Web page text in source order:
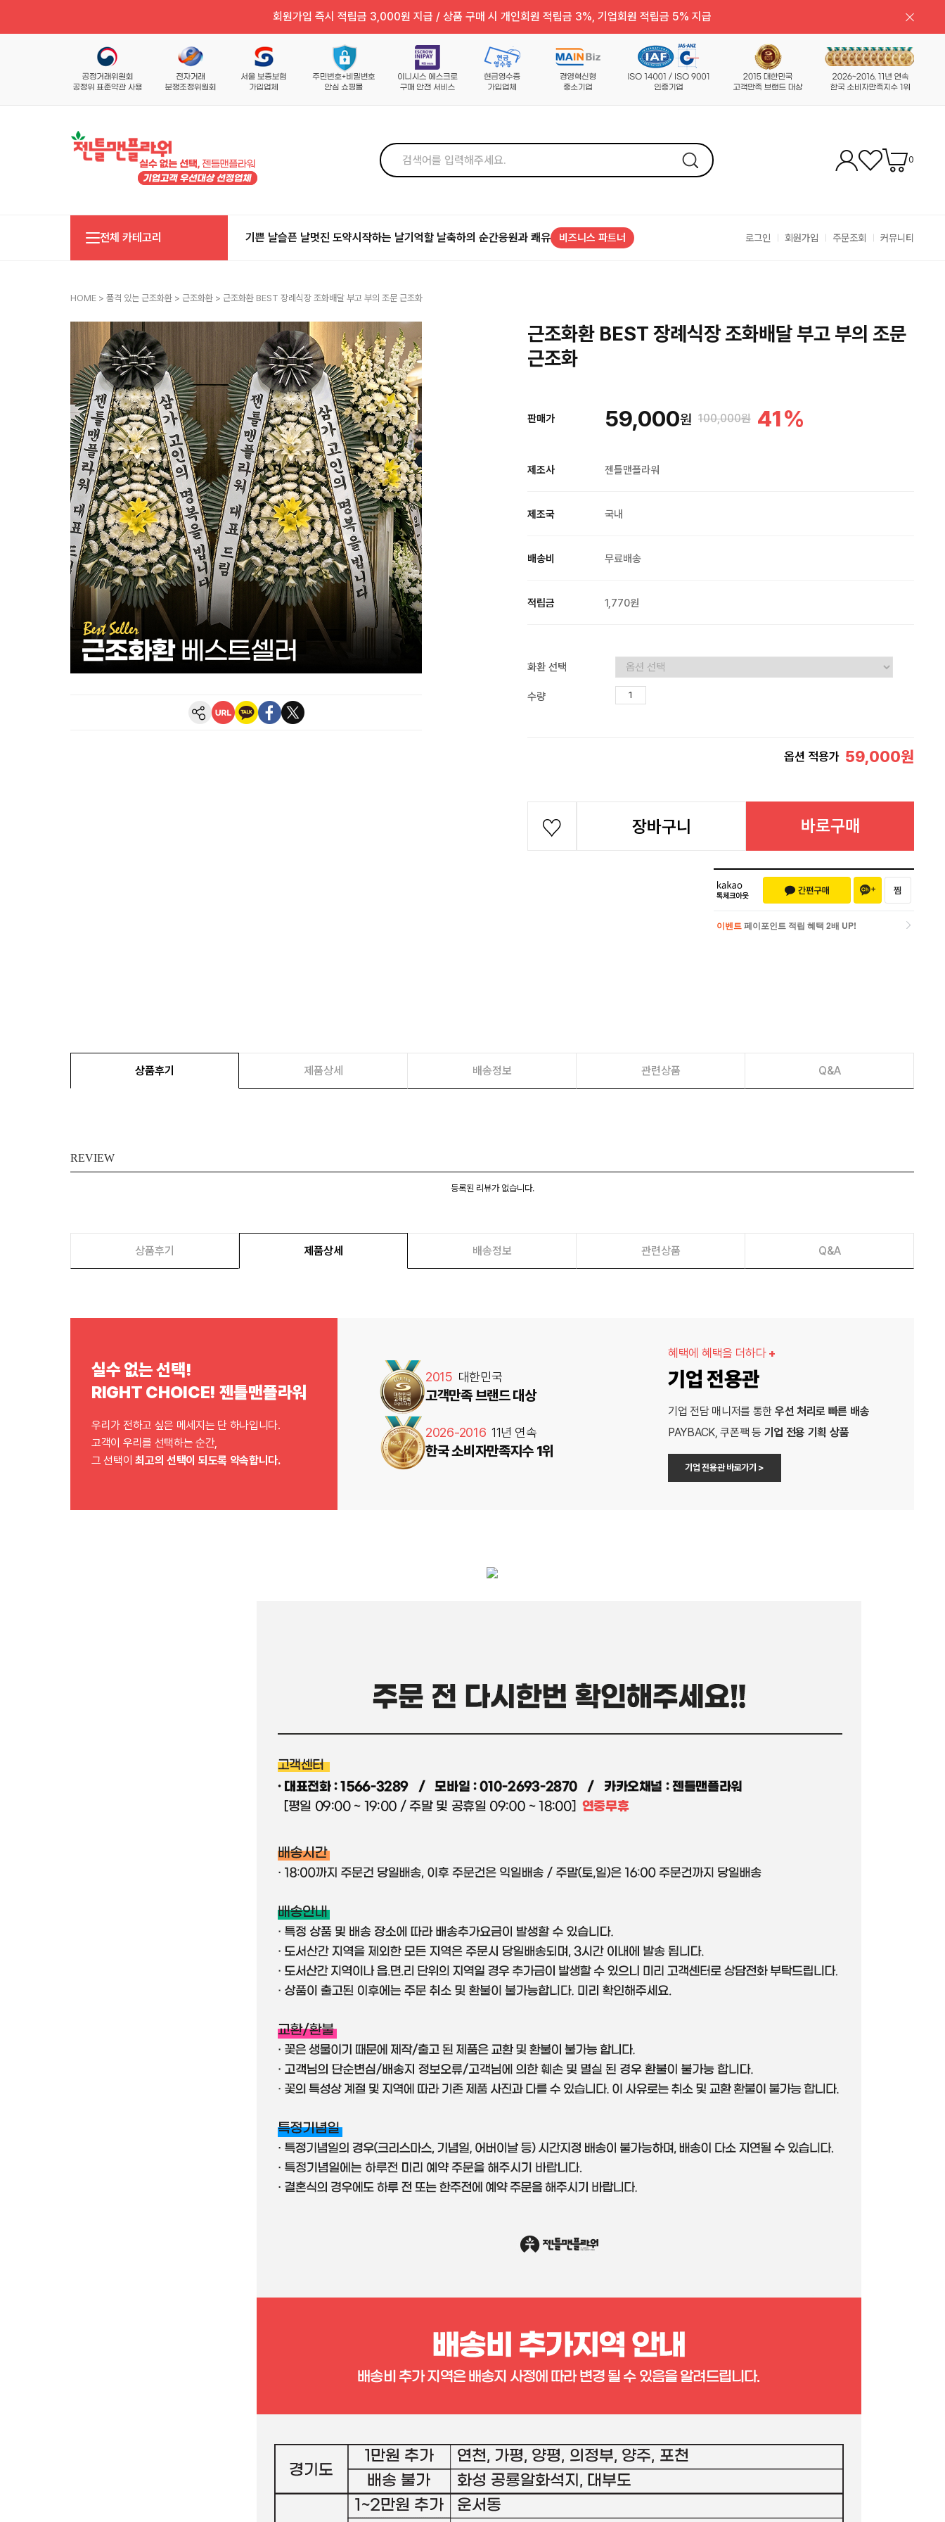
회원가입 즉시 적립금 3,000원 지급 / 상품 구매 시 개인회원 적립금 3%, 기업회원 적립금 5% 지급
0
전체 카테고리 기쁜 날슬픈 날멋진 도약시작하는 날기억할 날축하의 순간응원과 쾌유 비즈니스 파트너 로그인 회원가입 주문조회 커뮤니티
HOME > 품격 있는 근조화환 > 근조화환 > 근조화환 BEST 장례식장 조화배달 부고 부의 조문 근조화
근조화환 BEST 장례식장 조화배달 부고 부의 조문
근조화
판매가 59,000원 100,000원 41%
제조사 젠틀맨플라워
제조국 국내
배송비 무료배송
적립금 1,770원
화환 선택
수량
옵션 적용가 59,000원
장바구니 바로구매
이벤트 페이포인트 적립 혜택 2배 UP!
상품후기 제품상세 배송정보 관련상품 Q&A
REVIEW
등록된 리뷰가 없습니다.
상품후기 제품상세 배송정보 관련상품 Q&A
실수 없는 선택!
RIGHT CHOICE! 젠틀맨플라워
우리가 전하고 싶은 메세지는 단 하나입니다.
고객이 우리를 선택하는 순간,
그 선택이최고의 선택이 되도록 약속합니다.
2015 대한민국
고객만족 브랜드 대상
2026-2016 11년 연속
한국 소비자만족지수 1위
혜택에 혜택을 더하다 +
기업 전용관
기업 전담 매니저를 통한 우선 처리로 빠른 배송
PAYBACK, 쿠폰팩 등 기업 전용 기획 상품
기업 전용관 바로가기 >